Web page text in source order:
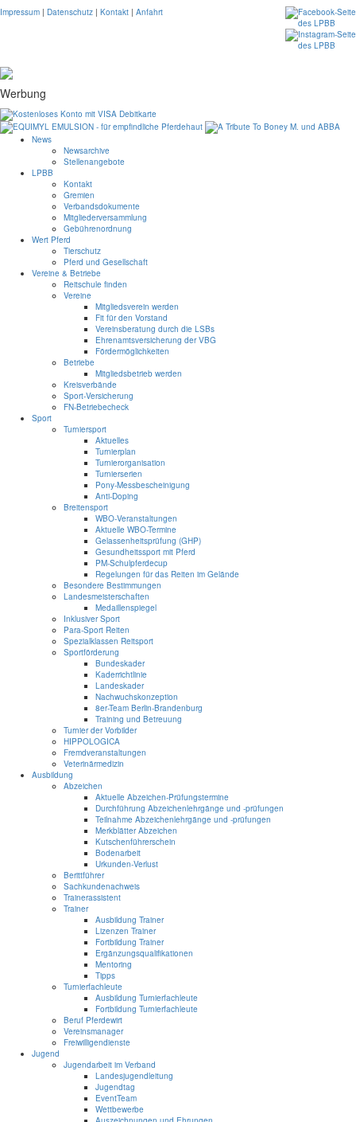
Impressum | Datenschutz | Kontakt | Anfahrt
Werbung
News
Newsarchive
Stellenangebote
LPBB
Kontakt
Gremien
Verbandsdokumente
Mitgliederversammlung
Gebührenordnung
Wert Pferd
Tierschutz
Pferd und Gesellschaft
Vereine & Betriebe
Reitschule finden
Vereine
Mitgliedsverein werden
Fit für den Vorstand
Vereinsberatung durch die LSBs
Ehrenamtsversicherung der VBG
Fördermöglichkeiten
Betriebe
Mitgliedsbetrieb werden
Kreisverbände
Sport-Versicherung
FN-Betriebecheck
Sport
Turniersport
Aktuelles
Turnierplan
Turnierorganisation
Turnierserien
Pony-Messbescheinigung
Anti-Doping
Breitensport
WBO-Veranstaltungen
Aktuelle WBO-Termine
Gelassenheitsprüfung (GHP)
Gesundheitssport mit Pferd
PM-Schulpferdecup
Regelungen für das Reiten im Gelände
Besondere Bestimmungen
Landesmeisterschaften
Medaillenspiegel
Inklusiver Sport
Para-Sport Reiten
Spezialklassen Reitsport
Sportförderung
Bundeskader
Kaderrichtlinie
Landeskader
Nachwuchskonzeption
8er-Team Berlin-Brandenburg
Training und Betreuung
Turnier der Vorbilder
HIPPOLOGICA
Fremdveranstaltungen
Veterinärmedizin
Ausbildung
Abzeichen
Aktuelle Abzeichen-Prüfungstermine
Durchführung Abzeichenlehrgänge und -prüfungen
Teilnahme Abzeichenlehrgänge und -prüfungen
Merkblätter Abzeichen
Kutschenführerschein
Bodenarbeit
Urkunden-Verlust
Berittführer
Sachkundenachweis
Trainerassistent
Trainer
Ausbildung Trainer
Lizenzen Trainer
Fortbildung Trainer
Ergänzungsqualifikationen
Mentoring
Tipps
Turnierfachleute
Ausbildung Turnierfachleute
Fortbildung Turnierfachleute
Beruf Pferdewirt
Vereinsmanager
Freiwilligendienste
Jugend
Jugendarbeit im Verband
Landesjugendleitung
Jugendtag
EventTeam
Wettbewerbe